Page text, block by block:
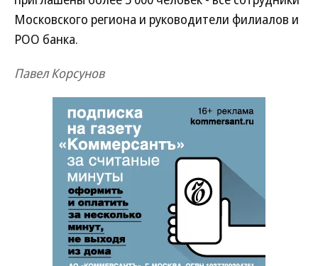
Московского региона и руководители филиалов и
РОО банка.
Павел Корсунов